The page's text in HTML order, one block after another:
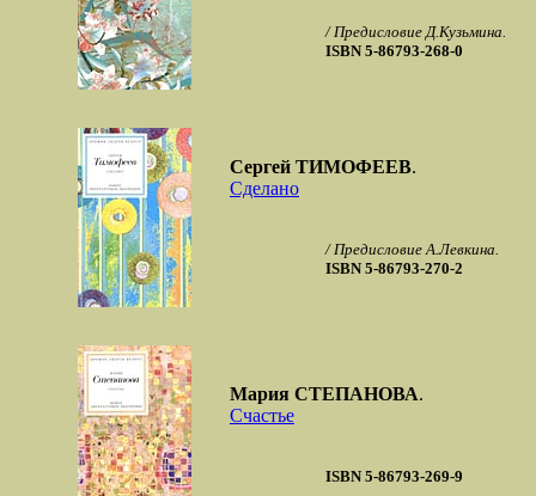
/ Предисловие Д.Кузьмина.
ISBN 5-86793-268-0
Сергей ТИМОФЕЕВ.
Сделано
/ Предисловие А.Левкина.
ISBN 5-86793-270-2
Мария СТЕПАНОВА.
Счастье
ISBN 5-86793-269-9